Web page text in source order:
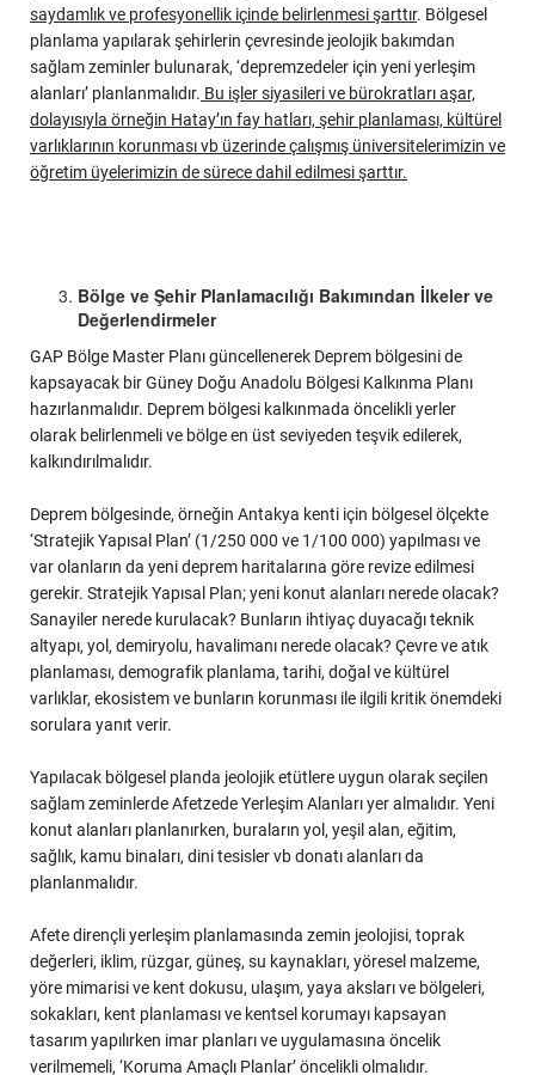
saydamlık ve profesyonellik içinde belirlenmesi şarttır. Bölgesel
planlama yapılarak şehirlerin çevresinde jeolojik bakımdan
sağlam zeminler bulunarak, ‘depremzedeler için yeni yerleşim
alanları’ planlanmalıdır. Bu işler siyasileri ve bürokratları aşar,
dolayısıyla örneğin Hatay’ın fay hatları, şehir planlaması, kültürel
varlıklarının korunması vb üzerinde çalışmış üniversitelerimizin ve
öğretim üyelerimizin de sürece dahil edilmesi şarttır.
Bölge ve Şehir Planlamacılığı Bakımından İlkeler ve
Değerlendirmeler
GAP Bölge Master Planı güncellenerek Deprem bölgesini de
kapsayacak bir Güney Doğu Anadolu Bölgesi Kalkınma Planı
hazırlanmalıdır. Deprem bölgesi kalkınmada öncelikli yerler
olarak belirlenmeli ve bölge en üst seviyeden teşvik edilerek,
kalkındırılmalıdır.
Deprem bölgesinde, örneğin Antakya kenti için bölgesel ölçekte
‘Stratejik Yapısal Plan’ (1/250 000 ve 1/100 000) yapılması ve
var olanların da yeni deprem haritalarına göre revize edilmesi
gerekir. Stratejik Yapısal Plan; yeni konut alanları nerede olacak?
Sanayiler nerede kurulacak? Bunların ihtiyaç duyacağı teknik
altyapı, yol, demiryolu, havalimanı nerede olacak? Çevre ve atık
planlaması, demografik planlama, tarihi, doğal ve kültürel
varlıklar, ekosistem ve bunların korunması ile ilgili kritik önemdeki
sorulara yanıt verir.
Yapılacak bölgesel planda jeolojik etütlere uygun olarak seçilen
sağlam zeminlerde Afetzede Yerleşim Alanları yer almalıdır. Yeni
konut alanları planlanırken, buraların yol, yeşil alan, eğitim,
sağlık, kamu binaları, dini tesisler vb donatı alanları da
planlanmalıdır.
Afete dirençli yerleşim planlamasında zemin jeolojisi, toprak
değerleri, iklim, rüzgar, güneş, su kaynakları, yöresel malzeme,
yöre mimarisi ve kent dokusu, ulaşım, yaya aksları ve bölgeleri,
sokakları, kent planlaması ve kentsel korumayı kapsayan
tasarım yapılırken imar planları ve uygulamasına öncelik
verilmemeli, ‘Koruma Amaçlı Planlar’ öncelikli olmalıdır.